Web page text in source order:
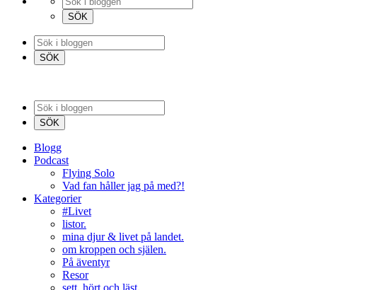
Blogg
Podcast
Flying Solo
Vad fan håller jag på med?!
Kategorier
#Livet
listor.
mina djur & livet på landet.
om kroppen och själen.
På äventyr
Resor
sett, hört och läst.